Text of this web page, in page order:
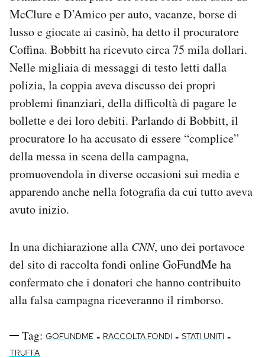
McClure e D’Amico per auto, vacanze, borse di
lusso e giocate ai casinò, ha detto il procuratore
Coffina. Bobbitt ha ricevuto circa 75 mila dollari.
Nelle migliaia di messaggi di testo letti dalla
polizia, la coppia aveva discusso dei propri
problemi finanziari, della difficoltà di pagare le
bollette e dei loro debiti. Parlando di Bobbitt, il
procuratore lo ha accusato di essere “complice”
della messa in scena della campagna,
promuovendola in diverse occasioni sui media e
apparendo anche nella fotografia da cui tutto aveva
avuto inizio.
In una dichiarazione alla CNN, uno dei portavoce
del sito di raccolta fondi online GoFundMe ha
confermato che i donatori che hanno contribuito
alla falsa campagna riceveranno il rimborso.
Tag: GOFUNDME - RACCOLTA FONDI - STATI UNITI -
TRUFFA